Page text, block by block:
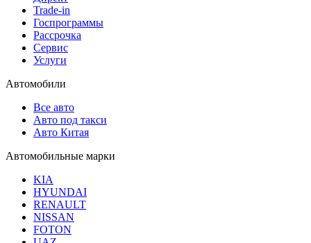
Trade-in
Госпрограммы
Рассрочка
Сервис
Услуги
Автомобили
Все авто
Авто под такси
Авто Китая
Автомобильные марки
KIA
HYUNDAI
RENAULT
NISSAN
FOTON